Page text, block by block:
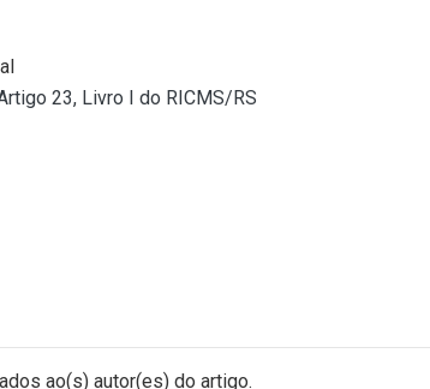
23, Livro I do RICMS/RS
ao(s) autor(es) do artigo.